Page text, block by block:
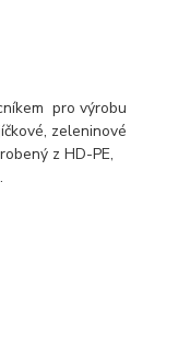
pro výrobu
zeleninové
z HD-PE,